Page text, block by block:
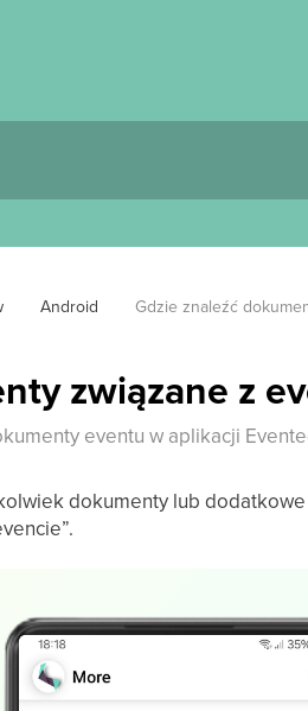
Android Gdzie znaleźć
związane z
eventu w aplikacji
dokumenty lub